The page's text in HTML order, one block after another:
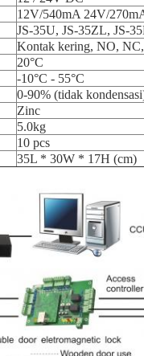
12V/540mA 24V/
JS-35U, JS-35ZL, JS-
Kontak kering, NO,
20°C
-10°C - 55°C
0-90% (tidak
Zinc
5.0kg
10 pcs
35L * 30W * 17H (cm)